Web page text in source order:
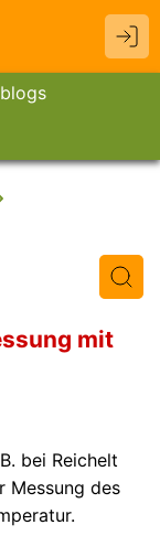
blogs
mit
bei Reichelt
Messung des